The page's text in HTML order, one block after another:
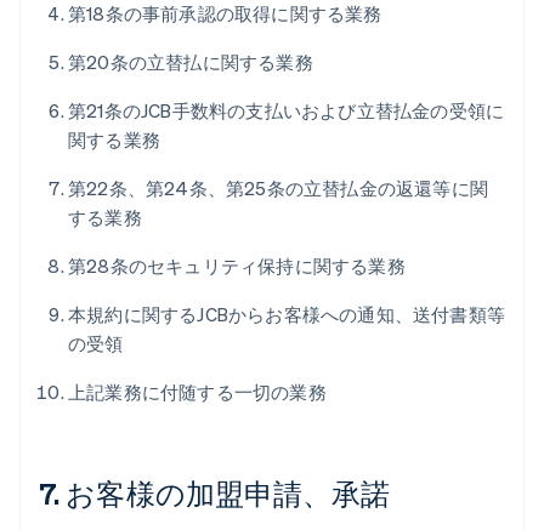
第18条の事前承認の取得に関する業務
第20条の立替払に関する業務
第21条のJCB手数料の支払いおよび立替払金の受領に
関する業務
第22条、第24条、第25条の立替払金の返還等に関
する業務
第28条のセキュリティ保持に関する業務
本規約に関するJCBからお客様への通知、送付書類等
の受領
上記業務に付随する一切の業務
7. お客様の加盟申請、承諾